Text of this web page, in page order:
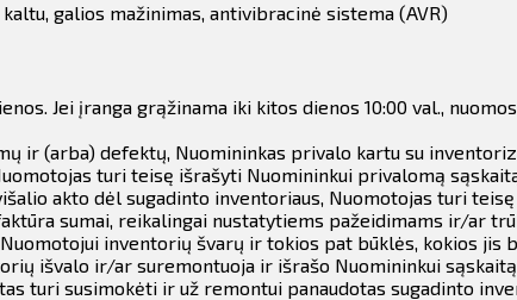
galios mažinimas, antivibracinė sistema (AVR)
Jei įranga grąžinama iki kitos dienos 10:00 val.,
ir (arba) defektų, Nuomininkas privalo kartu su
turi teisę išrašyti Nuomininkui privalomą
akto dėl sugadinto inventoriaus, Nuomotojas turi
sumai, reikalingai nustatytiems pažeidimams ir/ar
inventorių švarų ir tokios pat būklės, kokios jis
išvalo ir/ar suremontuoja ir išrašo Nuomininkui
turi susimokėti ir už remontui panaudotas sugadinto